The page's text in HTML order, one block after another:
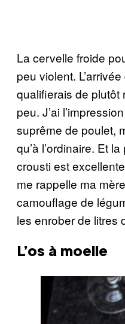
La cervelle froide
peu violent.
qualifierais de plutôt
peu. J’ai
suprême de poulet,
qu’à l’ordinaire. Et
crousti est
me rappelle ma
camouflage de
les enrober de litres
L’os à moelle